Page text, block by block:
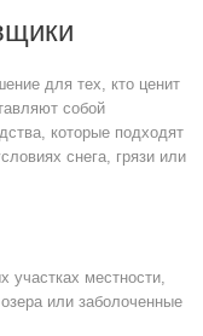
для тех, кто ценит
собой
которые подходят
снега, грязи или
участках местности,
или заболоченные